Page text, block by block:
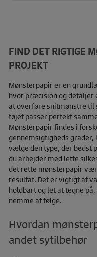
FIND DET RIGTIGE
PROJEKT
Mønsterpapir er en
hvor præcision og
at overføre snitmønstre til
tøjet passer perfekt
Mønsterpapir findes i
gennemsigtigheds
vælge den type, der bedst
du arbejder med lette
det rette mønsterpapir
resultat. Det er vigtigt at
holdbart og let at tegne
nemme at følge.
Hvordan
andet sytilbehør